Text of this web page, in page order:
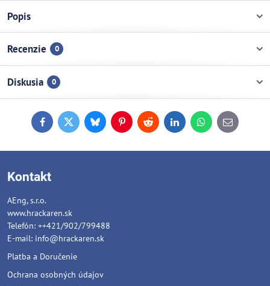
Popis
Recenzie 0
Diskusia 0
FacebookTwitterBlueskyPinterestReddit LinkedInWhatsApp
E-
mail
Kontakt
AEng, s.r.o.
www.hrackaren.sk
Telefón: ++421/902/799488
E-mail: info@hrackaren.sk
Platba a Doručenie
Ochrana osobných údajov